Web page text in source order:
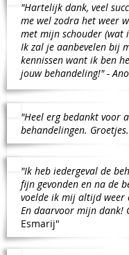
"Hartelijk dank, veel
me wel zodra het weer
met mijn schouder (wat
Ik zal je aanbevelen bij
kennissen want ik ben
jouw behandeling!" -
"Heel erg bedankt voor
behandelingen. Groetjes.
"Ik heb iedergeval de
fijn gevonden en na de
voelde ik mij altijd weer
En daarvoor mijn dank!
Esmarij"